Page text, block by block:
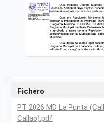
Fichero
PT 2026 MD La Punta
Callao).pdf